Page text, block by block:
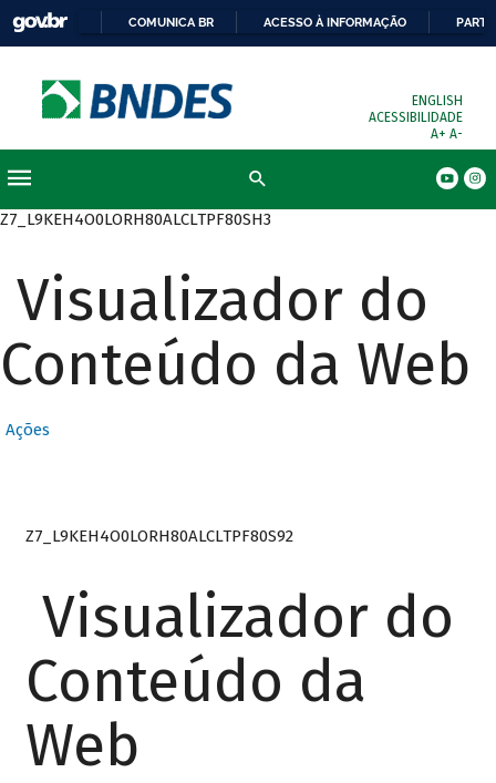
COMUNICA BR ACESSO À INFORMAÇÃO
ENGLISH
ACESSIBILIDADE
A+ A-
Z7_L9KEH4O0LORH80ALCLTPF80SH3
Visualizador do
Conteúdo da Web
Ações
Z7_L9KEH4O0LORH80ALCLTPF80S92
Visualizador do
Conteúdo da
Web